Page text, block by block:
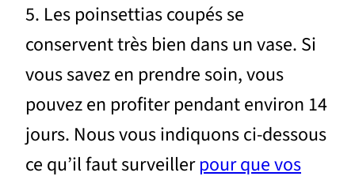
5. Les poinsettias coupés se
conservent très bien dans un vase. Si
vous savez en prendre soin, vous
pouvez en profiter pendant environ 14
jours. Nous vous indiquons ci-dessous
ce qu’il faut surveillerpour que vos